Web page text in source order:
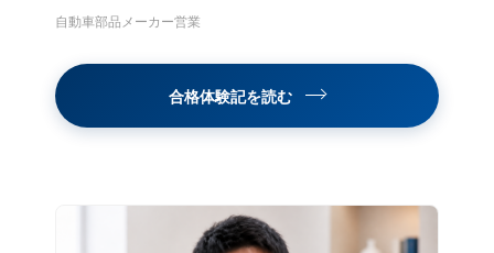
自動車部品メーカー営業
合格体験記を読む